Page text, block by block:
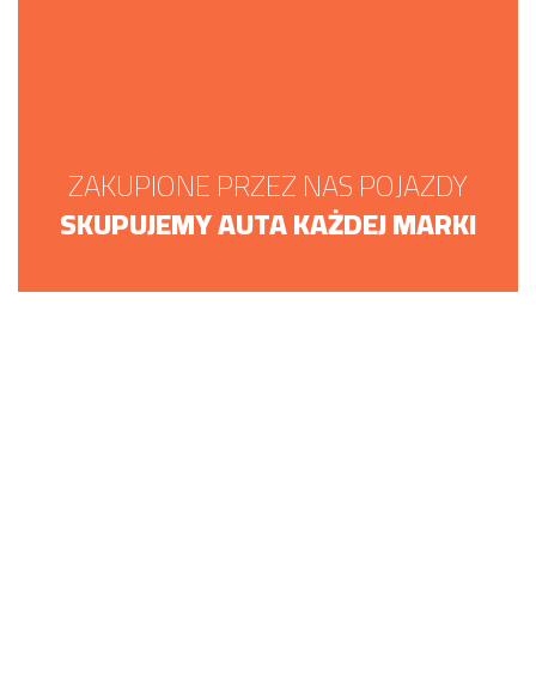
ZAKUPIONE PRZEZ NAS POJAZDY
SKUPUJEMY AUTA KAŻDEJ MARKI